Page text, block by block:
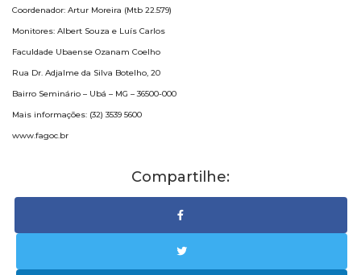
Coordenador: Artur Moreira (Mtb 22.579)
Monitores: Albert Souza e Luís Carlos
Faculdade Ubaense Ozanam Coelho
Rua Dr. Adjalme da Silva Botelho, 20
Bairro Seminário – Ubá – MG – 36500-000
Mais informações: (32) 3539 5600
www.fagoc.br
Compartilhe: